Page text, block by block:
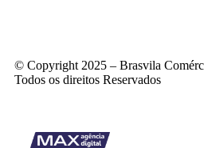
© Copyright 2025 – Brasvila
Todos os direitos Reservados